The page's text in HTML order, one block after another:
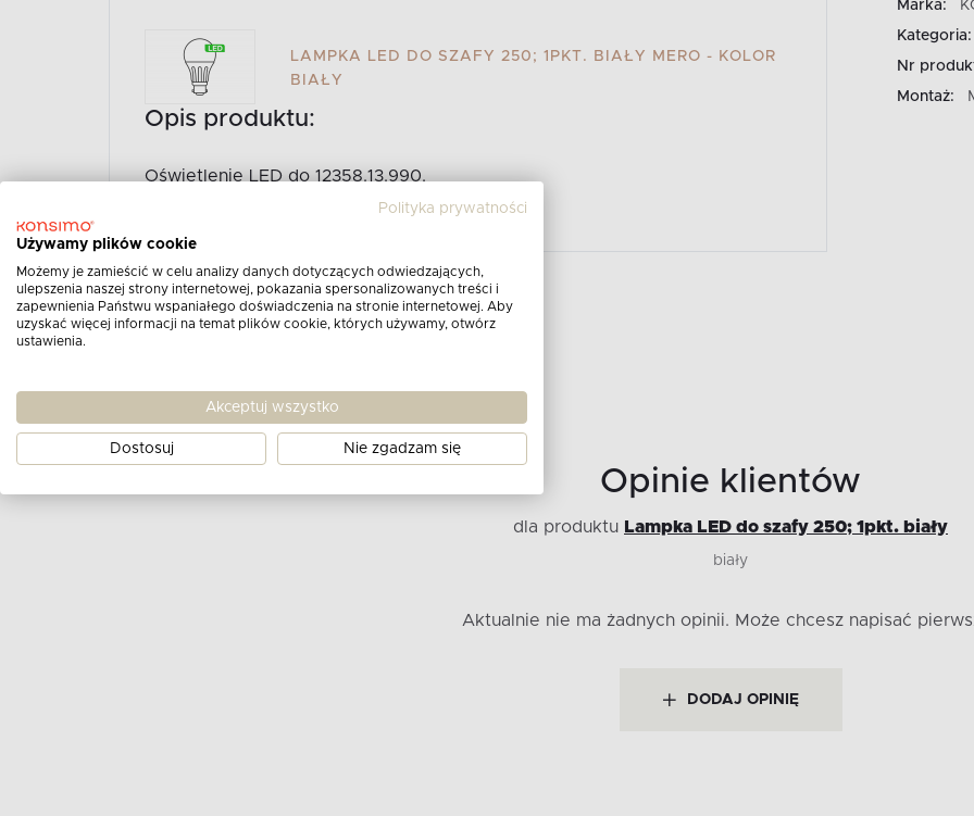
LAMPKA LED DO SZAFY 250; 1PKT. BIAŁY MERO - KOLOR
BIAŁY
Opis produktu:
Oświetlenie LED do 12358.13.990.
Marka:
Kategoria:
Nr
Montaż:
Opinie klientów
dla produktu Lampka LED do szafy 250; 1pkt. biały
biały
Aktualnie nie ma żadnych opinii. Może chcesz napisać
DODAJ OPINIĘ
Polityka prywatności
Używamy plików cookie
Możemy je zamieścić w celu analizy danych dotyczących odwiedzających,
ulepszenia naszej strony internetowej, pokazania spersonalizowanych treści i
zapewnienia Państwu wspaniałego doświadczenia na stronie internetowej. Aby
uzyskać więcej informacji na temat plików cookie, których używamy, otwórz
ustawienia.
Akceptuj wszystko
Dostosuj Nie zgadzam się